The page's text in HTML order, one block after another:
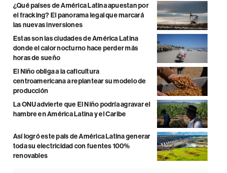
¿Qué países de América Latina apuestan por
el fracking? El panorama legal que marcará
las nuevas inversiones
Estas son las ciudades de América Latina
donde el calor nocturno hace perder más
horas de sueño
El Niño obliga a la caficultura
centroamericana a replantear su modelo de
producción
La ONU advierte que El Niño podría agravar el
hambre en América Latina y el Caribe
Así logró este país de América Latina generar
toda su electricidad con fuentes 100%
renovables